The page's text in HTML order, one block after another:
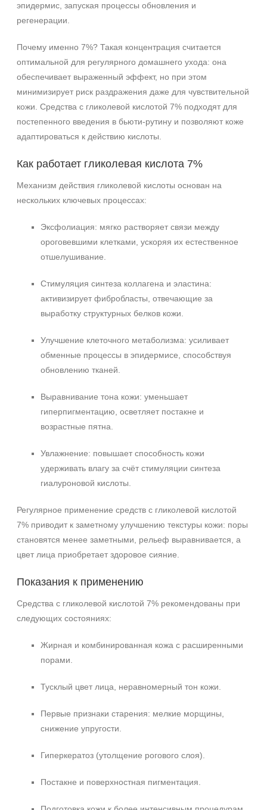
эпидермис, запуская процессы обновления и
регенерации.
Почему именно 7%? Такая концентрация считается
оптимальной для регулярного домашнего ухода: она
обеспечивает выраженный эффект, но при этом
минимизирует риск раздражения даже для чувствительной
кожи. Средства с гликолевой кислотой 7% подходят для
постепенного введения в бьюти-рутину и позволяют коже
адаптироваться к действию кислоты.
Как работает гликолевая кислота 7%
Механизм действия гликолевой кислоты основан на
нескольких ключевых процессах:
Эксфолиация: мягко растворяет связи между
ороговевшими клетками, ускоряя их естественное
отшелушивание.
Стимуляция синтеза коллагена и эластина:
активизирует фибробласты, отвечающие за
выработку структурных белков кожи.
Улучшение клеточного метаболизма: усиливает
обменные процессы в эпидермисе, способствуя
обновлению тканей.
Выравнивание тона кожи: уменьшает
гиперпигментацию, осветляет постакне и
возрастные пятна.
Увлажнение: повышает способность кожи
удерживать влагу за счёт стимуляции синтеза
гиалуроновой кислоты.
Регулярное применение средств с гликолевой кислотой
7% приводит к заметному улучшению текстуры кожи: поры
становятся менее заметными, рельеф выравнивается, а
цвет лица приобретает здоровое сияние.
Показания к применению
Средства с гликолевой кислотой 7% рекомендованы при
следующих состояниях:
Жирная и комбинированная кожа с расширенными
порами.
Тусклый цвет лица, неравномерный тон кожи.
Первые признаки старения: мелкие морщины,
снижение упругости.
Гиперкератоз (утолщение рогового слоя).
Постакне и поверхностная пигментация.